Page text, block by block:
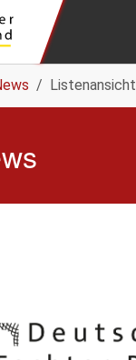
Listenansicht